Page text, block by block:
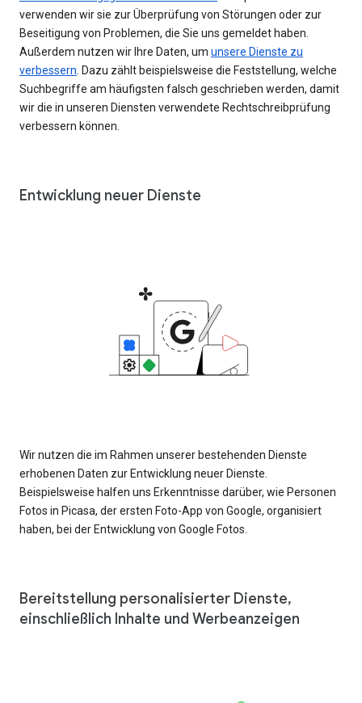
verwenden wir sie zur Überprüfung von Störungen oder zur
Beseitigung von Problemen, die Sie uns gemeldet haben.
Außerdem nutzen wir Ihre Daten, um unsere Dienste zu
verbessern . Dazu zählt beispielsweise die Feststellung, welche
Suchbegriffe am häufigsten falsch geschrieben werden, damit
wir die in unseren Diensten verwendete Rechtschreibprüfung
verbessern können.
Entwicklung neuer Dienste
Wir nutzen die im Rahmen unserer bestehenden Dienste
erhobenen Daten zur Entwicklung neuer Dienste.
Beispielsweise halfen uns Erkenntnisse darüber, wie Personen
Fotos in Picasa, der ersten Foto-App von Google, organisiert
haben, bei der Entwicklung von Google Fotos.
Bereitstellung personalisierter Dienste,
einschließlich Inhalte und Werbeanzeigen